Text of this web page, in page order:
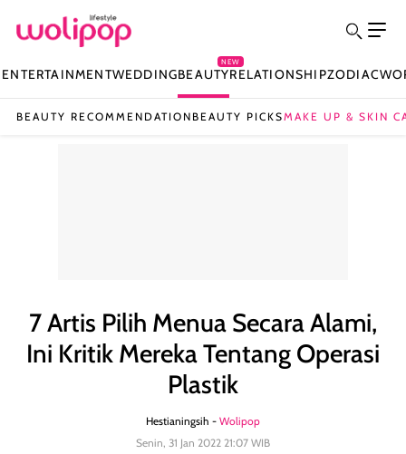
ENTERTAINMENTWEDDINGBEAUTY
NEW
RELATIONSHIPZODIAC
BEAUTY RECOMMENDATION BEAUTY PICKSMAKE UP & SKIN
7 Artis Pilih Menua Secara Alami,
Ini Kritik Mereka Tentang Operasi
Plastik
Hestianingsih - Wolipop
Senin, 31 Jan 2022 21:07 WIB